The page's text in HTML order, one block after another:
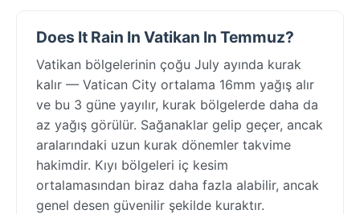
Does It Rain In Vatikan In Temmuz?
Vatikan bölgelerinin çoğu July ayında kurak
kalır — Vatican City ortalama 16mm yağış alır
ve bu 3 güne yayılır, kurak bölgelerde daha da
az yağış görülür. Sağanaklar gelip geçer, ancak
aralarındaki uzun kurak dönemler takvime
hakimdir. Kıyı bölgeleri iç kesim
ortalamasından biraz daha fazla alabilir, ancak
genel desen güvenilir şekilde kuraktır.